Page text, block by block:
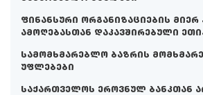
ფინანსური ორგანიზაციების მიერ
ამოღებასთან დაკავშირებული
სამომხმარებლო ბაზრის
უფლებები
საქართველოს ეროვნულ ბანკთან